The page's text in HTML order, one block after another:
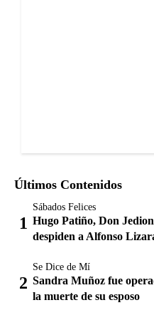
Últimos Contenidos
Sábados Felices
Hugo Patiño, Don
despiden a Alfonso
Se Dice de Mí
Sandra Muñoz fue
la muerte de su esposo